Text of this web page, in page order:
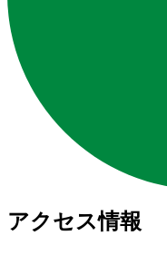
アクセス情報